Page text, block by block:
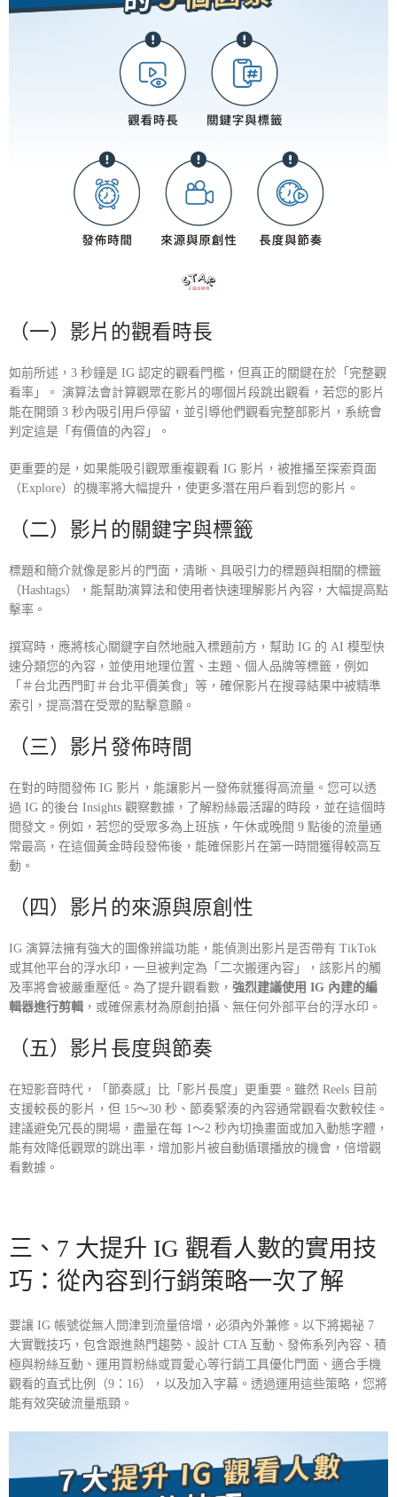
（一）影片的觀看時長
如前所述，3 秒鐘是 IG 認定的觀看門檻，但真正的關鍵在於「完整觀
看率」。 演算法會計算觀眾在影片的哪個片段跳出觀看，若您的影片
能在開頭 3 秒內吸引用戶停留，並引導他們觀看完整部影片，系統會
判定這是「有價值的內容」。
更重要的是，如果能吸引觀眾重複觀看 IG 影片，被推播至探索頁面
（Explore）的機率將大幅提升，使更多潛在用戶看到您的影片。
（二）影片的關鍵字與標籤
標題和簡介就像是影片的門面，清晰、具吸引力的標題與相關的標籤
（Hashtags），能幫助演算法和使用者快速理解影片內容，大幅提高點
擊率。
撰寫時，應將核心關鍵字自然地融入標題前方，幫助 IG 的 AI 模型快
速分類您的內容，並使用地理位置、主題、個人品牌等標籤，例如
「＃台北西門町＃台北平價美食」等，確保影片在搜尋結果中被精準
索引，提高潛在受眾的點擊意願。
（三）影片發佈時間
在對的時間發佈 IG 影片，能讓影片一發佈就獲得高流量。您可以透
過 IG 的後台 Insights 觀察數據，了解粉絲最活躍的時段，並在這個時
間發文。例如，若您的受眾多為上班族，午休或晚間 9 點後的流量通
常最高，在這個黃金時段發佈後，能確保影片在第一時間獲得較高互
動。
（四）影片的來源與原創性
IG 演算法擁有強大的圖像辨識功能，能偵測出影片是否帶有 TikTok
或其他平台的浮水印，一旦被判定為「二次搬運內容」，該影片的觸
及率將會被嚴重壓低。為了提升觀看數， 強烈建議使用 IG 內建的編
輯器進行剪輯 ，或確保素材為原創拍攝、無任何外部平台的浮水印。
（五）影片長度與節奏
在短影音時代，「節奏感」比「影片長度」更重要。雖然 Reels 目前
支援較長的影片，但 15～30 秒、節奏緊湊的內容通常觀看次數較佳。
建議避免冗長的開場，盡量在每 1～2 秒內切換畫面或加入動態字體，
能有效降低觀眾的跳出率，增加影片被自動循環播放的機會，倍增觀
看數據。
三、7 大提升 IG 觀看人數的實用技
巧：從內容到行銷策略一次了解
要讓 IG 帳號從無人問津到流量倍增，必須內外兼修。以下將揭祕 7
大實戰技巧，包含跟進熱門趨勢、設計 CTA 互動、發佈系列內容、積
極與粉絲互動、運用買粉絲或買愛心等行銷工具優化門面、適合手機
觀看的直式比例（9：16），以及加入字幕。透過運用這些策略，您將
能有效突破流量瓶頸。